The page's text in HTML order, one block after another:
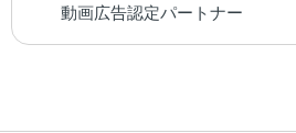
動画広告認定パートナー